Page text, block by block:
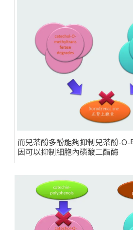
而兒茶酚多酚能夠抑制兒茶酚-
因可以抑制細胞內磷酸二酯酶